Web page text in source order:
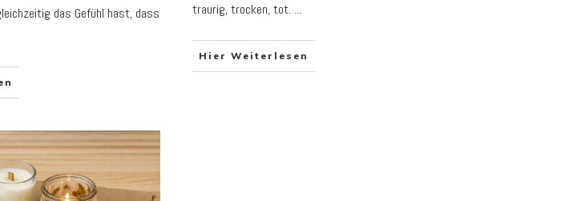
das Gefühl hast, dass
traurig, trocken, tot. ...
Hier Weiterlesen